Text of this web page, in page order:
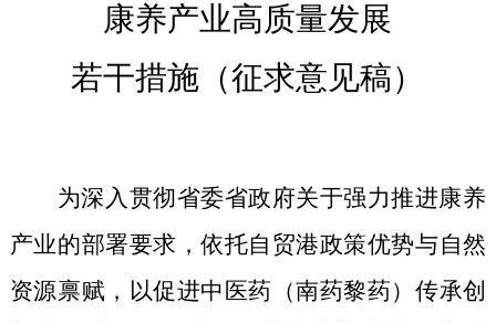
康养产业高质量发展
若干措施 （征求意见稿）
为深入贯彻省委省政府关于强力推进康养
产业的部署要求 ，依托自贸港政策优势与自然
资源禀赋，以促进中医药（南药黎药）传承创